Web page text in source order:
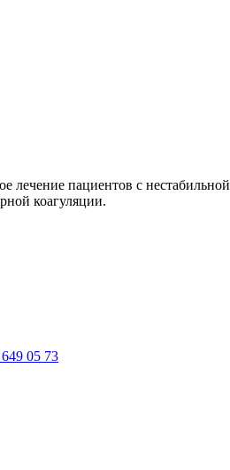
лечение пациентов с
коагуляции.
05 73